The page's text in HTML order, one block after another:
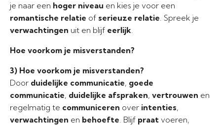
je naar een hoger niveau en kies je voor een
romantische relatie of serieuze relatie. Spreek je
verwachtingen uit en blijf eerlijk.
Hoe voorkom je misverstanden?
3) Hoe voorkom je misverstanden?
Door duidelijke communicatie, goede
communicatie, duidelijke afspraken, vertrouwen en
regelmatig te communiceren over intenties,
verwachtingen en behoefte. Blijf praat voeren,